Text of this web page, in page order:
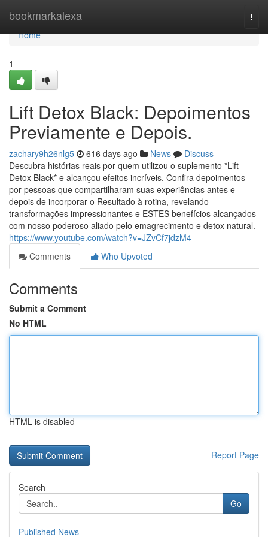
bookmarkalexa
Home
Home
1
Lift Detox Black: Depoimentos
Previamente e Depois.
zachary9h26nlg5 616 days ago News
Discuss
Descubra histórias reais por quem utilizou o suplemento *Lift
Detox Black* e alcançou efeitos incríveis. Confira depoimentos
por pessoas que compartilharam suas experiências antes e
depois de incorporar o Resultado à rotina, revelando
transformações impressionantes e ESTES benefícios alcançados
com nosso poderoso aliado pelo emagrecimento e detox natural.
https://www.youtube.com/watch?v=JZvCf7jdzM4
Comments
Who Upvoted
Comments
Submit a Comment
No HTML
HTML is disabled
Report Page
Search
Go
Published News